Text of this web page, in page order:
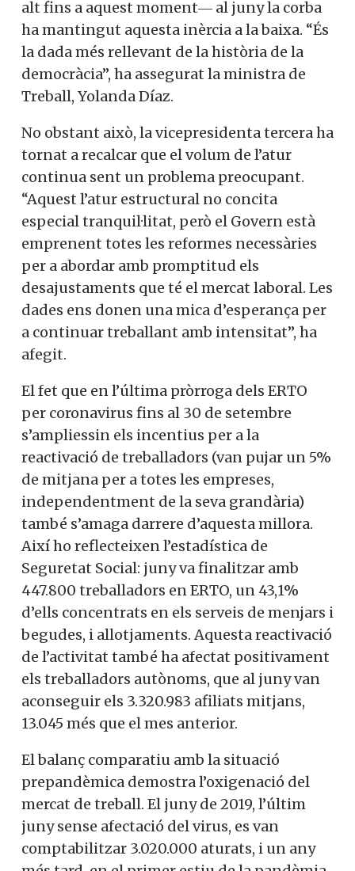
alt fins a aquest moment― al juny la corba
ha mantingut aquesta inèrcia a la baixa. “És
la dada més rellevant de la història de la
democràcia”, ha assegurat la ministra de
Treball, Yolanda Díaz.
No obstant això, la vicepresidenta tercera ha
tornat a recalcar que el volum de l’atur
continua sent un problema preocupant.
“Aquest l’atur estructural no concita
especial tranquil·litat, però el Govern està
emprenent totes les reformes necessàries
per a abordar amb promptitud els
desajustaments que té el mercat laboral. Les
dades ens donen una mica d’esperança per
a continuar treballant amb intensitat”, ha
afegit.
El fet que en l’última pròrroga dels ERTO
per coronavirus fins al 30 de setembre
s’ampliessin els incentius per a la
reactivació de treballadors (van pujar un 5%
de mitjana per a totes les empreses,
independentment de la seva grandària)
també s’amaga darrere d’aquesta millora.
Així ho reflecteixen l’estadística de
Seguretat Social: juny va finalitzar amb
447.800 treballadors en ERTO, un 43,1%
d’ells concentrats en els serveis de menjars i
begudes, i allotjaments. Aquesta reactivació
de l’activitat també ha afectat positivament
els treballadors autònoms, que al juny van
aconseguir els 3.320.983 afiliats mitjans,
13.045 més que el mes anterior.
El balanç comparatiu amb la situació
prepandèmica demostra l’oxigenació del
mercat de treball. El juny de 2019, l’últim
juny sense afectació del virus, es van
comptabilitzar 3.020.000 aturats, i un any